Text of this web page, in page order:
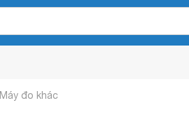
Máy đo khác